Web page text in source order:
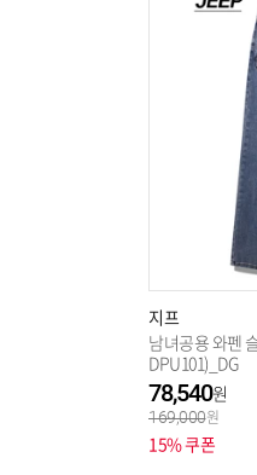
지프
남녀공용 와펜
DPU101)_DG
78,540
169,000
15% 쿠폰